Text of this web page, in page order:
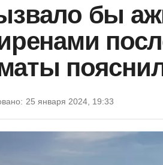
бы
25 января 2024, 19:33